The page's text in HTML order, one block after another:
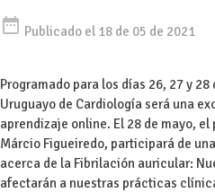
date_range Publicado el 18 de 05 de 2021
Programado para los días 26, 27 y
Uruguayo de Cardiología será una
aprendizaje online. El 28 de mayo, el
Márcio Figueiredo, participará de
acerca de la Fibrilación auricular:
afectarán a nuestras prácticas